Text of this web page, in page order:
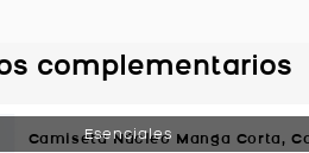
complementarios